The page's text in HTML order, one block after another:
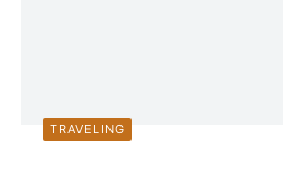
TRAVELING